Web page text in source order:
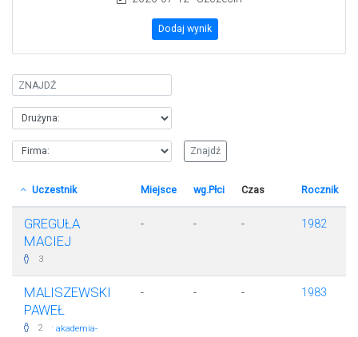
Dodaj wynik
Uczestnik Miejsce wg.Płci Czas Rocznik
GREGUŁA
MACIEJ
3
- - - 1982
MALISZEWSKI
PAWEŁ
2 · akademia-
- - - 1983